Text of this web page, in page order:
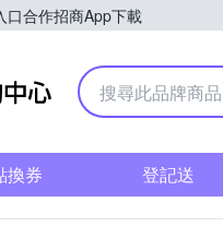
口合作招商App下載
Yahoo購物中心
換券 登記送